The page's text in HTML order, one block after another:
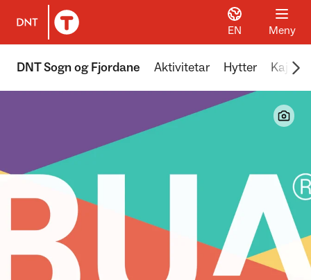
Til DNT.no forside
EN Meny
DNT Sogn og Fjordane Aktivitetar Hytter Kajakk